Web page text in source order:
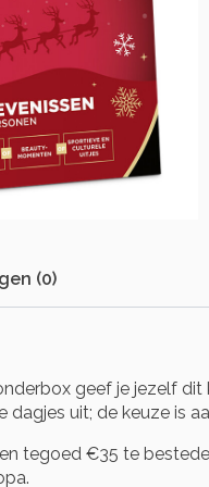
(0)
geef je jezelf
dagjes uit; de keuze is
tegoed €35 te